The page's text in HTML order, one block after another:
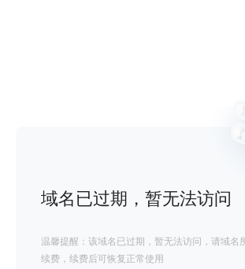
域名已过期，暂无法访问
温馨提醒：该域名已过期，暂无法访问，请域名
续费，续费后可恢复正常使用